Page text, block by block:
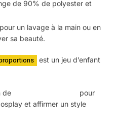
de 90% de polyester et
un lavage à la main ou en
sa beauté.
est un jeu d’enfant
de
pour
et affirmer un style